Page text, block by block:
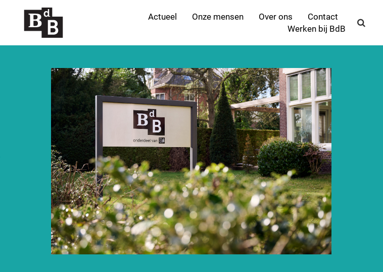
Actueel Onze mensen Over ons
Contact
Werken bij BdB